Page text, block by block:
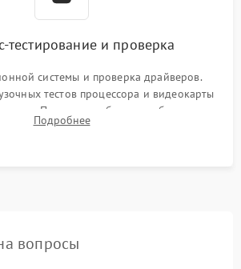
тестирование и проверка
системы и проверка драйверов.
тестов процессора и видеокарты
Проверка работоспособности всех
и сетевого подключения.
Подробнее
вопросы